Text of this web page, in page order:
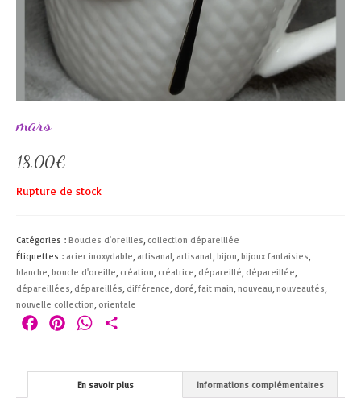
mars
18,00€
Rupture de stock
Catégories : Boucles d'oreilles, collection dépareillée
Étiquettes : acier inoxydable, artisanal, artisanat,bijou,bijoux fantaisies,
blanche,boucle d'oreille, création, créatrice, dépareillé, dépareillée,
dépareillées, dépareillés, différence, doré,fait main,nouveau,nouveautés,
nouvelle collection, orientale
FacebookPinterestWhatsApp
En savoir plus Informations complémentaires